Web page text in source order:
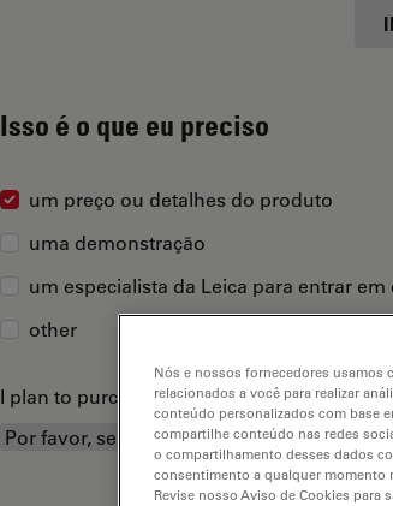
Isso é o que eu preciso
um preço ou detalhes do produto
uma demonstração
um especialista da Leica para entrar
other
I plan to purchase...
Nós e nossos fornecedores usamos
relacionados a você para realizar
conteúdo personalizados com base
compartilhe conteúdo nas redes
o compartilhamento desses dados
consentimento a qualquer momento
Revise nosso Aviso de Cookies para